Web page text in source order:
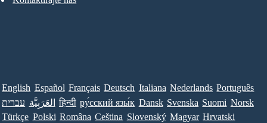
English Español Français Deutsch Italiana Nederlands Português
עברית العَرَبِيَّة हिन्दी ру́сский язы́к Dansk Svenska Suomi Norsk
Türkçe Polski Româna Ceština Slovenský Magyar Hrvatski